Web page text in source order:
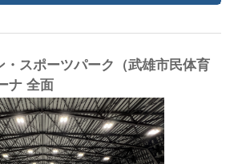
・スポーツパーク（武雄市民体育
ナ 全面